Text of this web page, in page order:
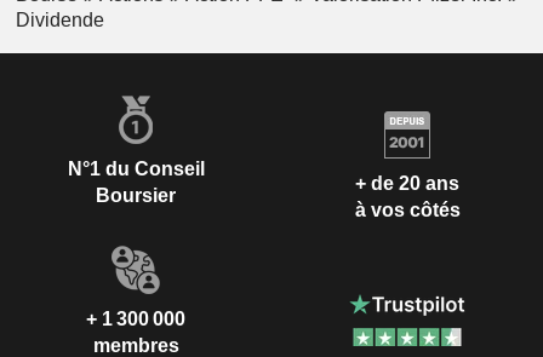
Dividende
N°1 du Conseil
Boursier
+ de 20 ans
à vos côtés
+ 1 300 000
membres